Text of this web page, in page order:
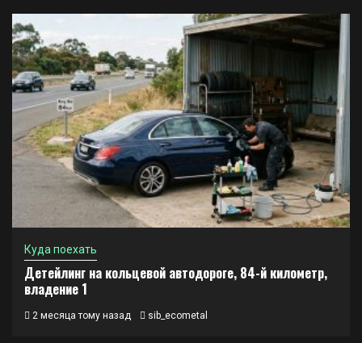
Куда поехать
Детейлинг на кольцевой автодороге, 84-й километр,
владение 1
2 месяца тому назад sib_ecometal